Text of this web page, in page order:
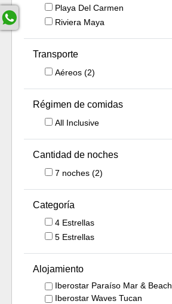
Playa Del Carmen
Riviera Maya
Transporte
Aéreos(2)
Régimen de comidas
All Inclusive
Cantidad de noches
7 noches (2)
Categoría
4 Estrellas
5 Estrellas
Alojamiento
Iberostar Paraíso Mar & Beach
Iberostar Waves Tucan